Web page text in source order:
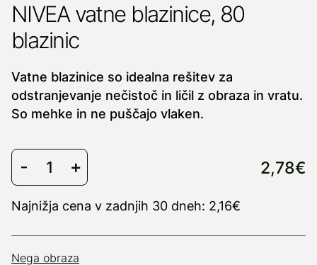
NIVEA vatne blazinice, 80
blazinic
Vatne blazinice so idealna rešitev za
odstranjevanje nečistoč in ličil z obraza in vratu.
So mehke in ne puščajo vlaken.
2,78€
Najnižja cena v zadnjih 30 dneh: 2,16€
Nega obraza